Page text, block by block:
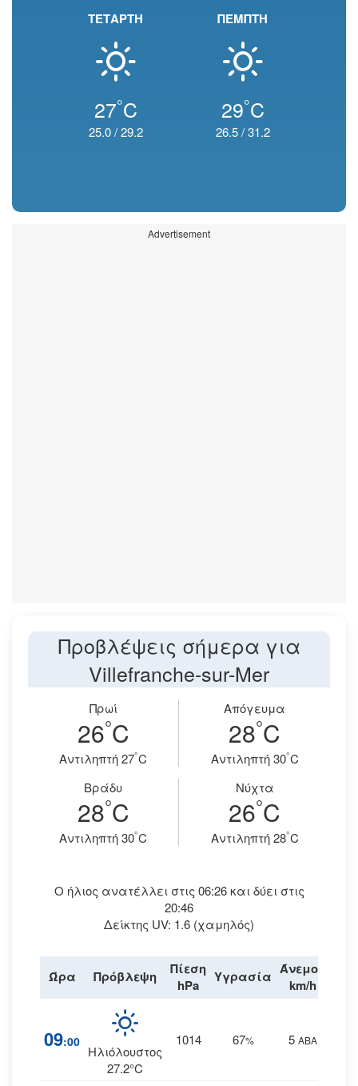
ΤΕΤΑΡΤΗ
27°C
25.0/29.2
ΠΕΜΠΤΗ
29°C
26.5/31.2
Advertisement
Προβλέψεις σήμερα για
Villefranche-sur-Mer
Πρωί
26°C
Aντιληπτή 27°C
Απόγευμα
28°C
Aντιληπτή 30°C
Βράδυ
28°C
Aντιληπτή 30°C
Νύχτα
26°C
Aντιληπτή 28°C
Ο ήλιος ανατέλλει στις 06:26 και δύει στις
20:46
Δείκτης UV: 1.6 (χαμηλός)
Ώρα Πρόβλεψη
Πίεση
hPa
Υγρασία Άνεμος
km/h
09:00
Ηλιόλουστος
27.2°C
1014 67% 5 ΑΒΑ